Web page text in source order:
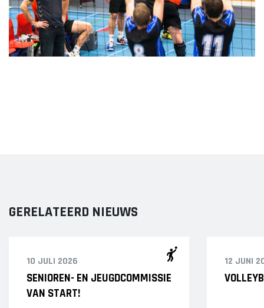
GERELATEERD NIEUWS
10 JULI 2026
SENIOREN- EN JEUGDCOMMISSIE
VAN START!
12 JUNI